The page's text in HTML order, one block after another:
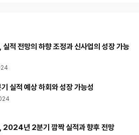
실적 전망의 하향 조정과 신사업의 성장 가능
실적 예상 하회와 성장 가능성
2024년 2분기 깜짝 실적과 향후 전망